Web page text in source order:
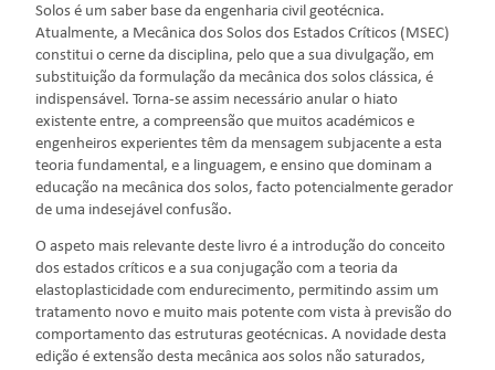
Solos é um saber base da engenharia civil geotécnica.
Atualmente, a Mecânica dos Solos dos Estados Críticos (MSEC)
constitui o cerne da disciplina, pelo que a sua divulgação, em
substituição da formulação da mecânica dos solos clássica, é
indispensável. Torna-se assim necessário anular o hiato
existente entre, a compreensão que muitos académicos e
engenheiros experientes têm da mensagem subjacente a esta
teoria fundamental, e a linguagem, e ensino que dominam a
educação na mecânica dos solos, facto potencialmente gerador
de uma indesejável confusão.
O aspeto mais relevante deste livro é a introdução do conceito
dos estados críticos e a sua conjugação com a teoria da
elastoplasticidade com endurecimento, permitindo assim um
tratamento novo e muito mais potente com vista à previsão do
comportamento das estruturas geotécnicas. A novidade desta
edição é extensão desta mecânica aos solos não saturados,